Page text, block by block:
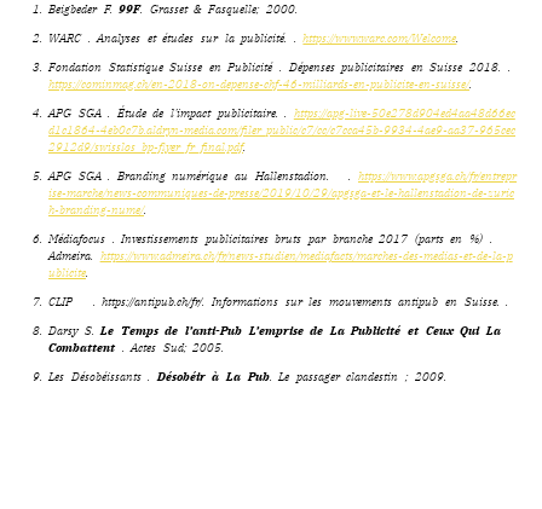
1. Beigbeder F.99F. Grasset & Fasquelle; 2000.
2. WARC . Analyses et études sur la publicité. .https://www.warc.com/Welcome.
3. Fondation Statistique Suisse en Publicité . Dépenses publicitaires en Suisse 2018. .
https://cominmag.ch/en-2018-on-depense-chf-46-milliards-en-publicite-en-suisse/.
4. APG SGA . Étude de l’impact publicitaire. . https://apg-live-50e278d904ed4aa48d66ec
d1c1864-4eb0c7b.aldryn-media.com/filer_public/c7/cc/c7cca45b-9934-4ae9-aa37-965cec
2912d9/swisslos_bp-flyer_fr_final.pdf.
5. APG SGA . Branding numérique au Hallenstadion. .https://www.apgsga.ch/fr/entrepr
ise-marche/news-communiques-de-presse/2019/10/29/apgsga-et-le-hallenstadion-de-zuric
h-branding-nume/.
6. Médiafocus . Investissements publicitaires bruts par branche 2017 (parts en %) .
Admeira. https://www.admeira.ch/fr/news-studien/mediafacts/marches-des-medias-et-de-la-p
ublicite.
7. CLIP . https://antipub.ch/fr/. Informations sur les mouvements antipub en Suisse..
8. Darsy S.Le Temps de l’anti-Pub L’emprise de La Publicité et Ceux Qui La
Combattent . Actes Sud; 2005.
9. Les Désobéissants .Désobéir à La Pub. Le passager clandestin ; 2009.